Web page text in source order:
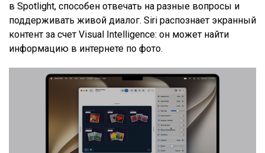
в Spotlight, способен отвечать на разные вопросы и
поддерживать живой диалог. Siri распознает экранный
контент за счет Visual Intelligence: он может найти
информацию в интернете по фото.